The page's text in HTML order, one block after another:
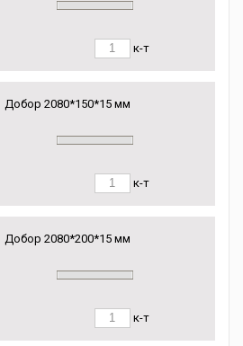
к-т
Добор 2080*150*15 мм
к-т
Добор 2080*200*15 мм
к-т